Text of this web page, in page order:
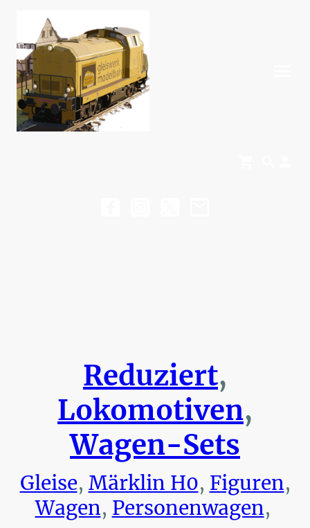
Reduziert,
Lokomotiven,
Wagen-Sets
Gleise, Märklin H0, Figuren,
Wagen, Personenwagen,